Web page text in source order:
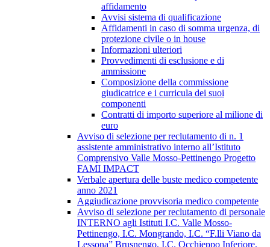
affidamento
Avvisi sistema di qualificazione
Affidamenti in caso di somma urgenza, di
protezione civile o in house
Informazioni ulteriori
Provvedimenti di esclusione e di
ammissione
Composizione della commissione
giudicatrice e i curricula dei suoi
componenti
Contratti di importo superiore al milione di
euro
Avviso di selezione per reclutamento di n. 1
assistente amministrativo interno all’Istituto
Comprensivo Valle Mosso-Pettinengo Progetto
FAMI IMPACT
Verbale apertura delle buste medico competente
anno 2021
Aggiudicazione provvisoria medico competente
Avviso di selezione per reclutamento di personale
INTERNO agli Istituti I.C. Valle Mosso-
Pettinengo, I.C. Mongrando, I.C. “F.lli Viano da
Lessona” Brusnengo, I.C. Occhieppo Inferiore,